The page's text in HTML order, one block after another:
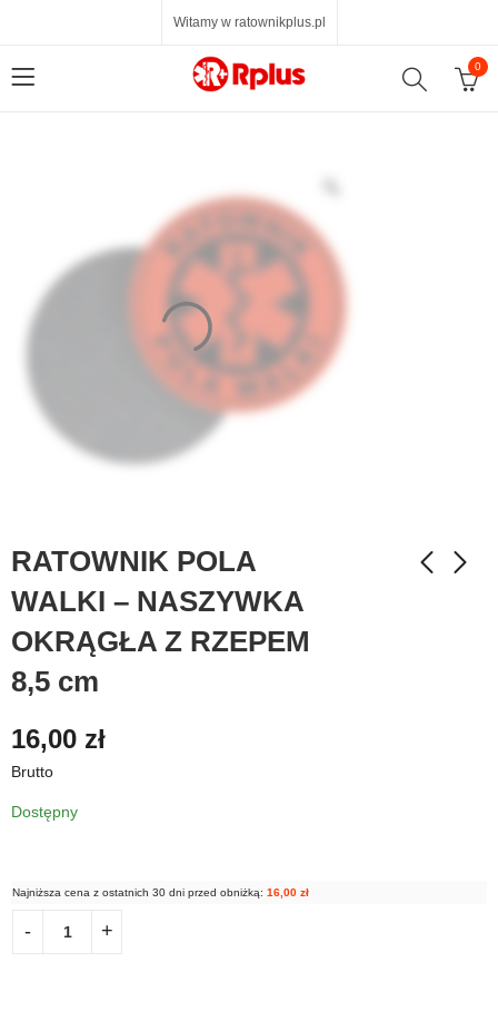
Witamy w ratownikplus.pl
0
RATOWNIK POLA
WALKI – NASZYWKA
OKRĄGŁA Z RZEPEM
8,5 cm
16,00 zł
Brutto
Dostępny
Najniższa cena z ostatnich 30 dni przed obniżką: 16,00 zł